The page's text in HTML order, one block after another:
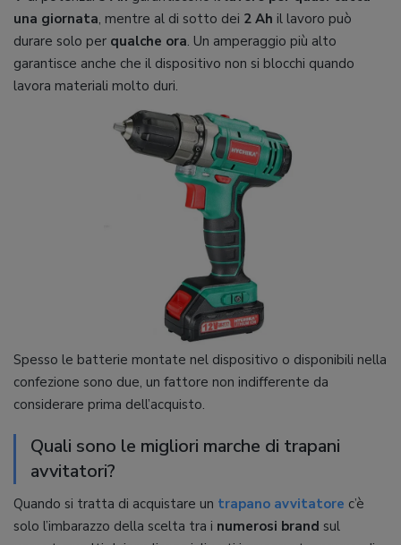
una giornata, mentre al di sotto dei 2 Ah il lavoro può
durare solo per qualche ora. Un amperaggio più alto
garantisce anche che il dispositivo non si blocchi quando
lavora materiali molto duri.
Spesso le batterie montate nel dispositivo o disponibili nella
confezione sono due, un fattore non indifferente da
considerare prima dell’acquisto.
Quali sono le migliori marche di trapani
avvitatori?
Quando si tratta di acquistare un trapano avvitatore c’è
solo l’imbarazzo della scelta tra i numerosi brand sul